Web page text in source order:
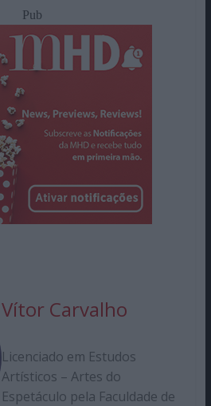
Pub
Vítor Carvalho
Licenciado em Estudos
Artísticos – Artes do
Espetáculo pela Faculdade de